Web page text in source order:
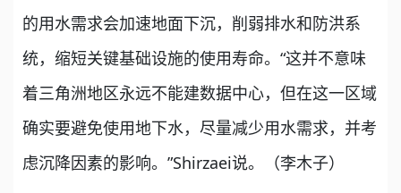
的用水需求会加速地面下沉，削弱排水和防洪系
统，缩短关键基础设施的使用寿命。“这并不意味
着三角洲地区永远不能建数据中心，但在这一区域
确实要避免使用地下水，尽量减少用水需求，并考
虑沉降因素的影响。”Shirzaei说。（李木子）